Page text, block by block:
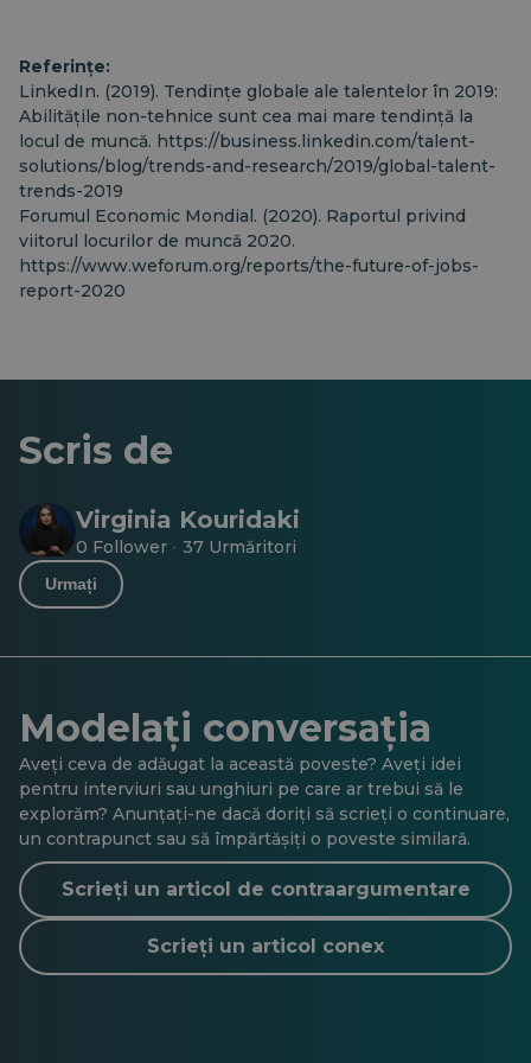
Referințe:
LinkedIn. (2019). Tendințe globale ale talentelor în 2019:
Abilitățile non-tehnice sunt cea mai mare tendință la
locul de muncă. https://business.linkedin.com/talent-
solutions/blog/trends-and-research/2019/global-talent-
trends-2019
Forumul Economic Mondial. (2020). Raportul privind
viitorul locurilor de muncă 2020.
https://www.weforum.org/reports/the-future-of-jobs-
report-2020
Scris de
Virginia Kouridaki
0 Follower · 37 Urmăritori
Urmați
Modelați conversația
Aveți ceva de adăugat la această poveste? Aveți idei
pentru interviuri sau unghiuri pe care ar trebui să le
explorăm? Anunțați-ne dacă doriți să scrieți o continuare,
un contrapunct sau să împărtășiți o poveste similară.
Scrieți un articol de contraargumentare
Scrieți un articol conex